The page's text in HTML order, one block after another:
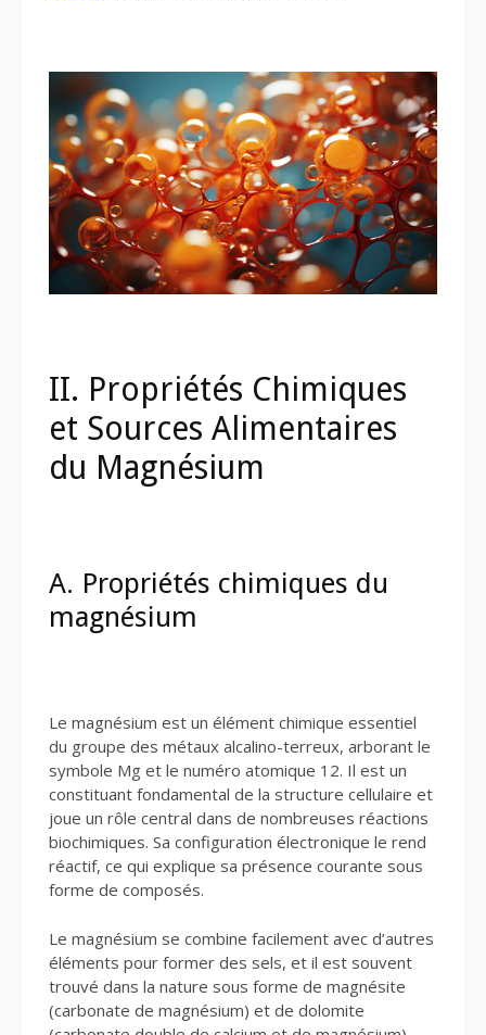
II. Propriétés Chimiques
et Sources Alimentaires
du Magnésium
A. Propriétés chimiques du
magnésium
Le magnésium est un élément chimique essentiel
du groupe des métaux alcalino-terreux, arborant le
symbole Mg et le numéro atomique 12. Il est un
constituant fondamental de la structure cellulaire et
joue un rôle central dans de nombreuses réactions
biochimiques. Sa configuration électronique le rend
réactif, ce qui explique sa présence courante sous
forme de composés.
Le magnésium se combine facilement avec d’autres
éléments pour former des sels, et il est souvent
trouvé dans la nature sous forme de magnésite
(carbonate de magnésium) et de dolomite